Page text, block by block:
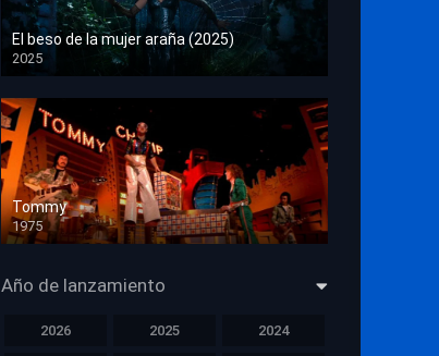
El beso de la mujer araña (2025)
2025
HD 1080p
Tommy
1975
HD 1080p
Año de lanzamiento
2026 2025 2024